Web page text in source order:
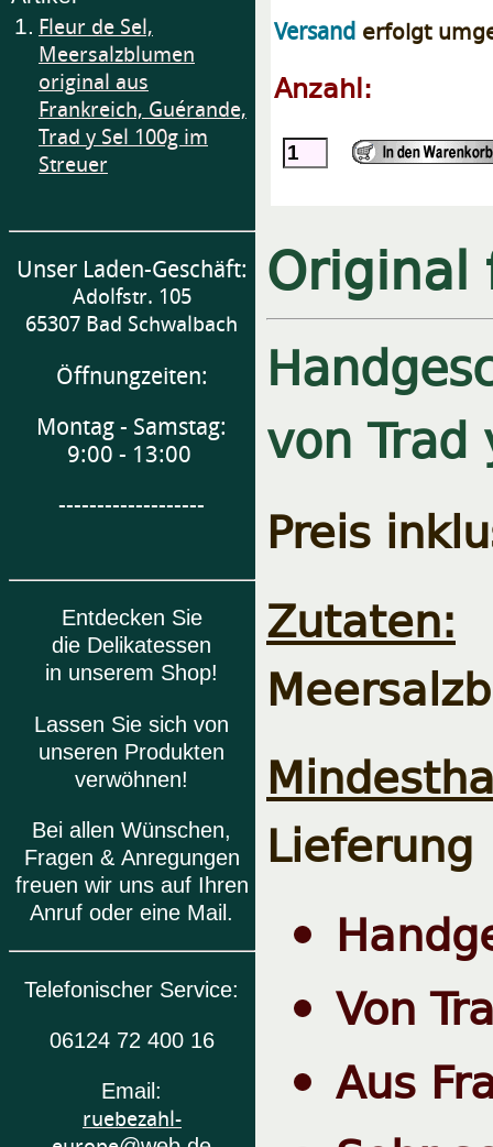
1. Fleur de Sel,
Meersalzblumen
original aus
Frankreich, Guérande,
Trad y Sel 100g im
Streuer
Unser Laden-Geschäft:
Adolfstr. 105
65307 Bad Schwalbach
Öffnungzeiten:
Montag - Samstag:
9:00 - 13:00
-------------------
Entdecken Sie
die Delikatessen
in unserem Shop!
Lassen Sie sich von
unseren Produkten
verwöhnen!
Bei allen Wünschen,
Fragen & Anregungen
freuen wir uns auf Ihren
Anruf oder eine Mail.
Telefonischer Service:
06124 72 400 16
Email:
ruebezahl-
Versand erfolgt
Anzahl:
Original
von Trad
Preis
Zutaten:
Lieferung
Von
Aus